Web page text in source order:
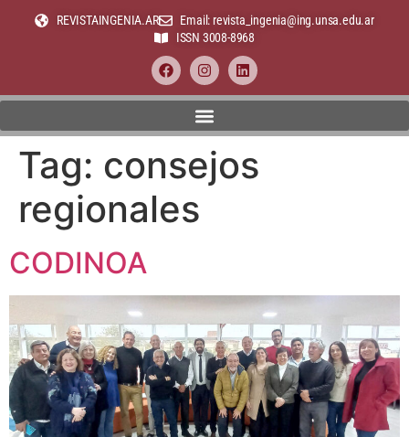
REVISTAINGENIA.AR
Email: revista_ingenia@ing.unsa.edu.ar
ISSN 3008-8968
Tag: consejos
regionales
CODINOA